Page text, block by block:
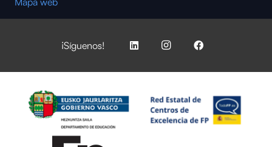
¡Síguenos!